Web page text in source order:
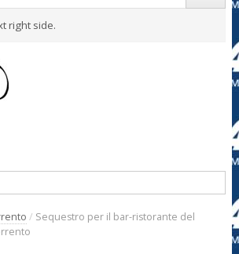
right side.
/ Sequestro per il bar-ristorante del